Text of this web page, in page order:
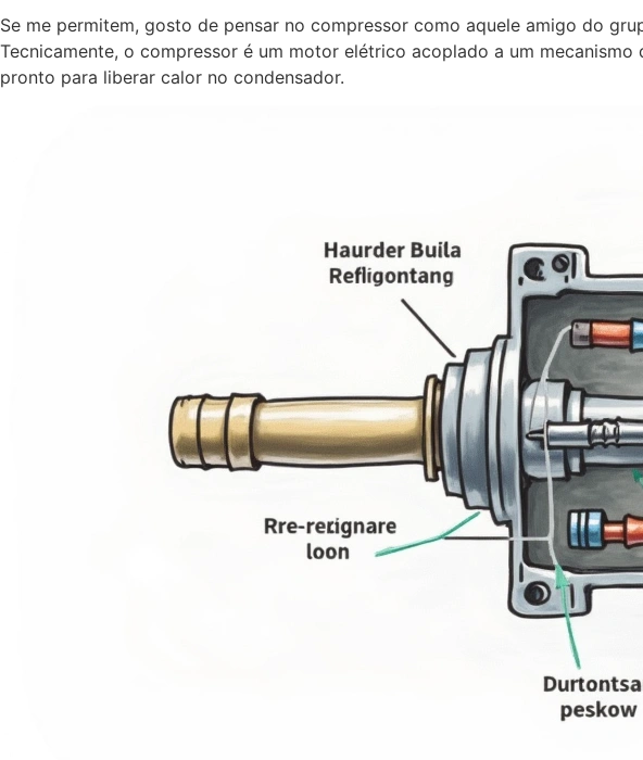
Se me permitem, gosto de pensar no compressor como aquele amigo do
Tecnicamente, o compressor é um motor elétrico acoplado a um
pronto para liberar calor no condensador.